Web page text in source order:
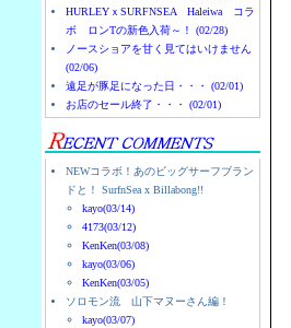
HURLEYｘSURFNSEA Haleiwa コラ
ボ ロンTの新色入荷～！ (02/28)
ノースショアを甘く見てはいけません
(02/06)
遠足が豚足になった日・・・ (02/01)
お店のセール終了・・・ (02/01)
NEWコラボ！あのビッグサーフブラン
ドと！ SurfnSea x Billabong!!
kayo(03/14)
4173(03/12)
KenKen(03/08)
kayo(03/06)
KenKen(03/05)
ソロモン流 山下マヌーさん編！
kayo(03/07)